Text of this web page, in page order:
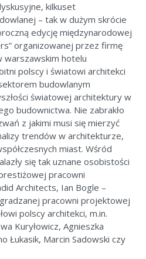
kilkuset
– tak w dużym skrócie
edycję międzynarodowej
organizowanej przez firmę
warszawskim hotelu
polscy i światowi architekci
budowlanym
światowej architektury w
budownictwa. Nie zabrakło
z jakimi musi się mierzyć
trendów w architekturze,
miast. Wśród
się tak uznane osobistości
pracowni
Architects, Ian Bogle –
pracowni projektowej
polscy architekci, m.in.
Kuryłowicz, Agnieszka
Łukasik, Marcin Sadowski czy